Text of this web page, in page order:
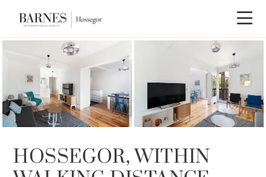
VENDIDO POR BARNES
HOSSEGOR, WITHIN